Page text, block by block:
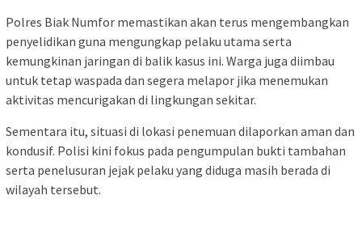
Polres Biak Numfor memastikan akan terus mengembangkan
penyelidikan guna mengungkap pelaku utama serta
kemungkinan jaringan di balik kasus ini. Warga juga diimbau
untuk tetap waspada dan segera melapor jika menemukan
aktivitas mencurigakan di lingkungan sekitar.
Sementara itu, situasi di lokasi penemuan dilaporkan aman dan
kondusif. Polisi kini fokus pada pengumpulan bukti tambahan
serta penelusuran jejak pelaku yang diduga masih berada di
wilayah tersebut.